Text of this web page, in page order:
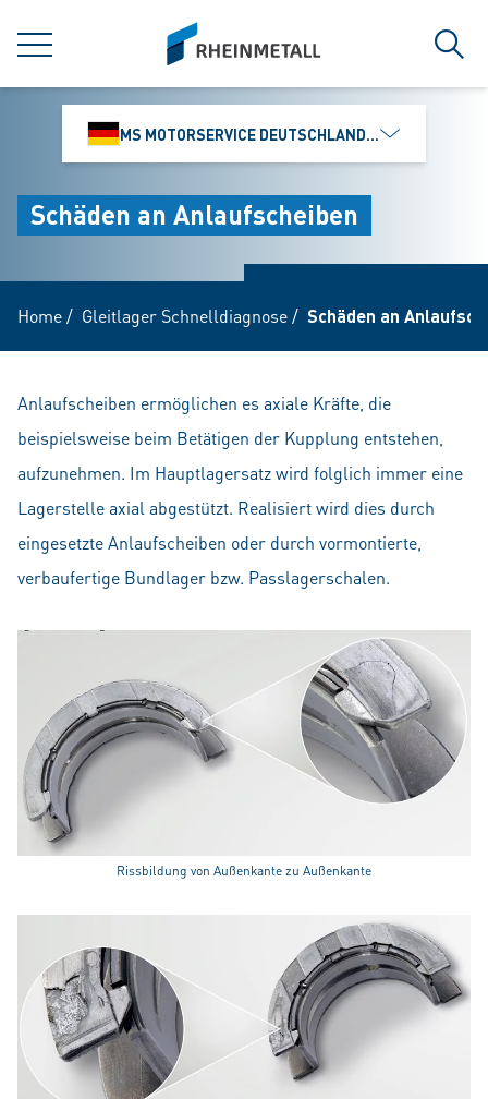
MENÜ
siteLogo
MS MOTORSERVICE DEUTSCHLAND GMBH
Schäden an Anlaufscheiben
Home/ Gleitlager Schnelldiagnose/ Schäden an
Anlaufscheiben ermöglichen es axiale Kräfte, die
beispielsweise beim Betätigen der Kupplung entstehen,
aufzunehmen. Im Hauptlagersatz wird folglich immer eine
Lagerstelle axial abgestützt. Realisiert wird dies durch
eingesetzte Anlaufscheiben oder durch vormontierte,
verbaufertige Bundlager bzw. Passlagerschalen.
Rissbildung von Außenkante zu Außenkante